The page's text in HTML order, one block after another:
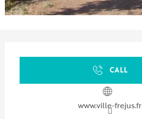
CALL
www.ville-frejus.fr